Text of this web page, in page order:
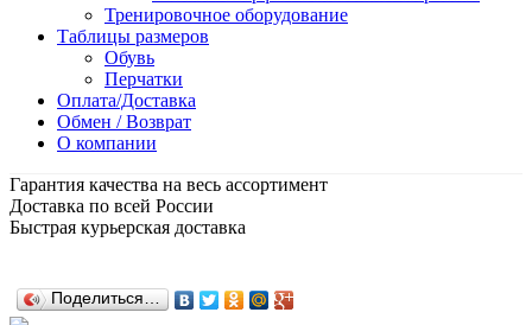
Тренировочное оборудование
Таблицы размеров
Обувь
Перчатки
Оплата/Доставка
Обмен / Возврат
О компании
Гарантия качества на весь ассортимент
Доставка по всей России
Быстрая курьерская доставка
Поделиться…